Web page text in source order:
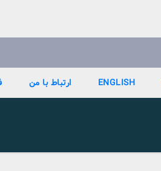
ENGLISH ارتباط با من